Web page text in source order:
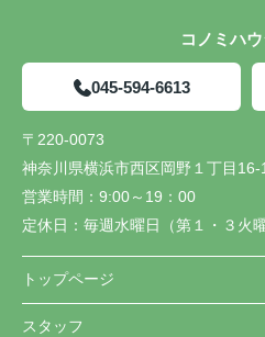
コノミハ
045-594-6613
〒220-0073
神奈川県横浜市西区岡野１丁目
営業時間： 9:00～19：00
定休日： 毎週水曜日（第１・３火曜
トップページ
スタッフ